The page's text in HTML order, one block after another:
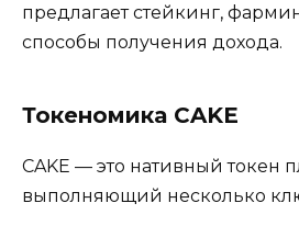
предлагает стейкинг,
способы получения дохода.
Токеномика CAKE
CAKE — это нативный токен
выполняющий несколько